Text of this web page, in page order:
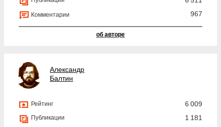
Комментарии 967
об авторе
Александр
Балтин
Рейтинг 6 009
Публикации 1 181